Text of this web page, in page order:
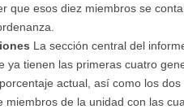
que esos diez miembros se
La sección central del
ya tienen las primeras cuatro
actual, así como los
miembros de la unidad con las